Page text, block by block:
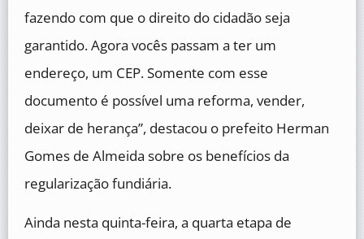
fazendo com que o direito do cidadão seja
garantido. Agora vocês passam a ter um
endereço, um CEP. Somente com esse
documento é possível uma reforma, vender,
deixar de herança”, destacou o prefeito Herman
Gomes de Almeida sobre os benefícios da
regularização fundiária.
Ainda nesta quinta-feira, a quarta etapa de